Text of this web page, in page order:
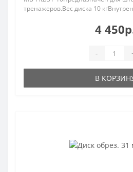
тренажеров.Вес диска 10
4
-
В